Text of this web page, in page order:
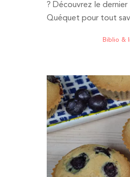
? Découvrez le
Quéquet pour tout
Biblio &